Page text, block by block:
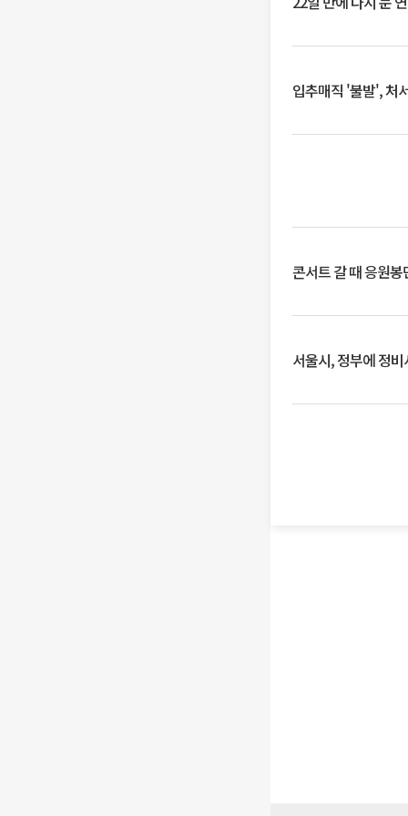
입추매직 '불발', 처
콘서트 갈 때 응원
서울시, 정부에 정